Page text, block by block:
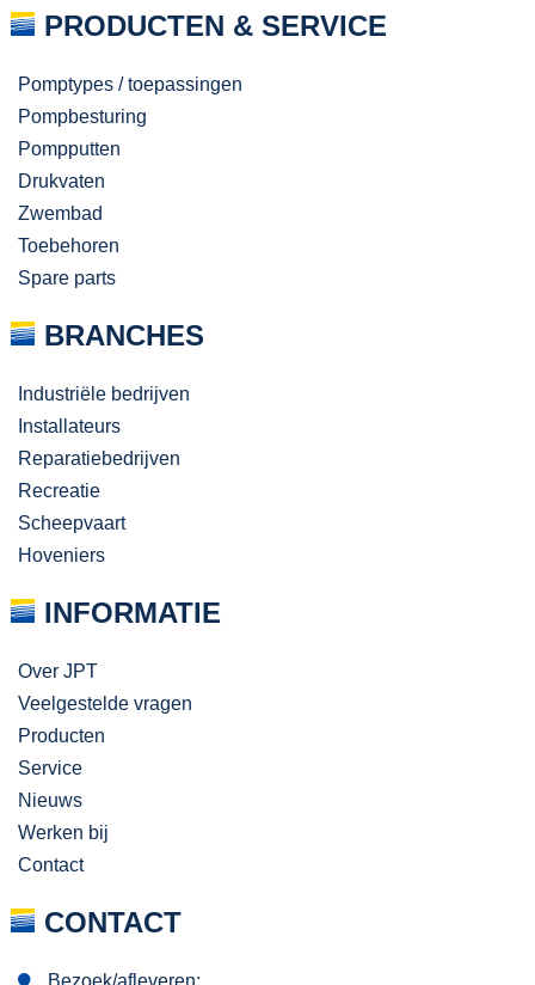
PRODUCTEN & SERVICE
Pomptypes / toepassingen
Pompbesturing
Pompputten
Drukvaten
Zwembad
Toebehoren
Spare parts
BRANCHES
Industriële bedrijven
Installateurs
Reparatiebedrijven
Recreatie
Scheepvaart
Hoveniers
INFORMATIE
Over JPT
Veelgestelde vragen
Producten
Service
Nieuws
Werken bij
Contact
CONTACT
Bezoek/afleveren: